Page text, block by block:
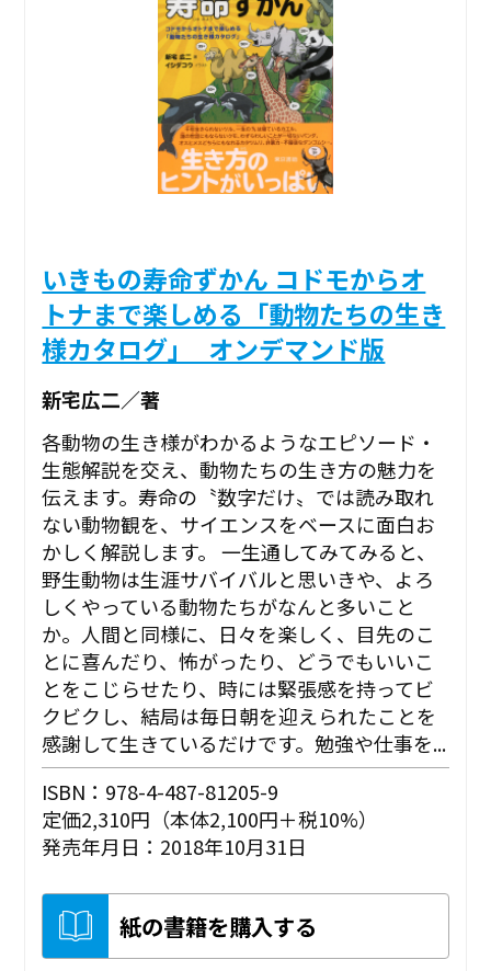
いきもの寿命ずかん コドモからオ
トナまで楽しめる「動物たちの生き
様カタログ」_オンデマンド版
新宅広二／著
各動物の生き様がわかるようなエピソード・
生態解説を交え、動物たちの生き方の魅力を
伝えます。寿命の〝数字だけ〟では読み取れ
ない動物観を、サイエンスをベースに面白お
かしく解説します。 一生通してみてみると、
野生動物は生涯サバイバルと思いきや、よろ
しくやっている動物たちがなんと多いこと
か。人間と同様に、日々を楽しく、目先のこ
とに喜んだり、怖がったり、どうでもいいこ
とをこじらせたり、時には緊張感を持ってビ
クビクし、結局は毎日朝を迎えられたことを
感謝して生きているだけです。勉強や仕事を...
ISBN：978-4-487-81205-9
定価2,310円（本体2,100円＋税10%）
発売年月日：2018年10月31日
紙の書籍を購入する